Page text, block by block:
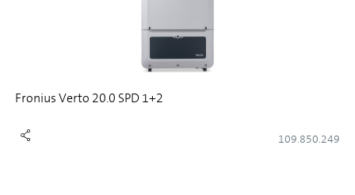
Fronius Verto 20.0 SPD 1+2
109.850.249